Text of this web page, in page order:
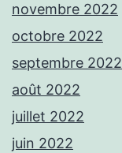
novembre 2022
octobre 2022
septembre 2022
août 2022
juillet 2022
juin 2022